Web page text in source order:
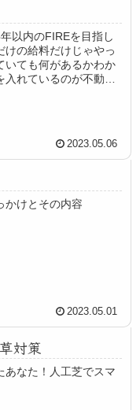
以内のFIREを目指し
けの給料だけじゃやっ
いても何があるかわか
れているのが不動産
2023.05.06
かけとその内容
2023.05.01
対策
あなた！人工芝でスマ